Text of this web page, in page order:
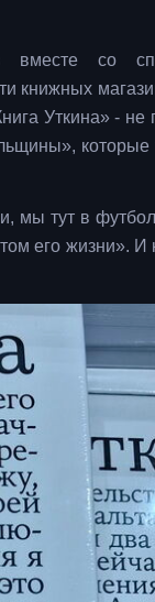
вместе со
книжных
Уткина» - не
которые
мы тут в
его жизни». И